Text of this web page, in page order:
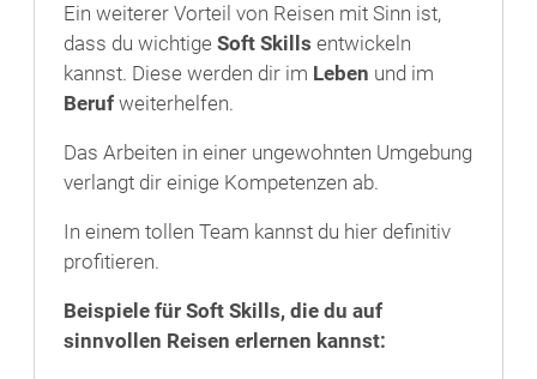
Ein weiterer Vorteil von Reisen mit Sinn ist,
dass du wichtige Soft Skills entwickeln
kannst. Diese werden dir im Leben und im
Beruf weiterhelfen.
Das Arbeiten in einer ungewohnten Umgebung
verlangt dir einige Kompetenzen ab.
In einem tollen Team kannst du hier definitiv
profitieren.
Beispiele für Soft Skills, die du auf
sinnvollen Reisen erlernen kannst: